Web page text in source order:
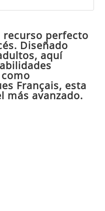
recurso perfecto
Diseñado
aquí
Français, esta
más avanzado.